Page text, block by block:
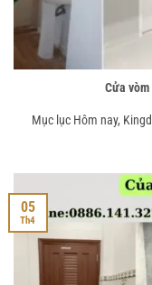
Cửa
Mục lục Hôm nay,
05
Th4